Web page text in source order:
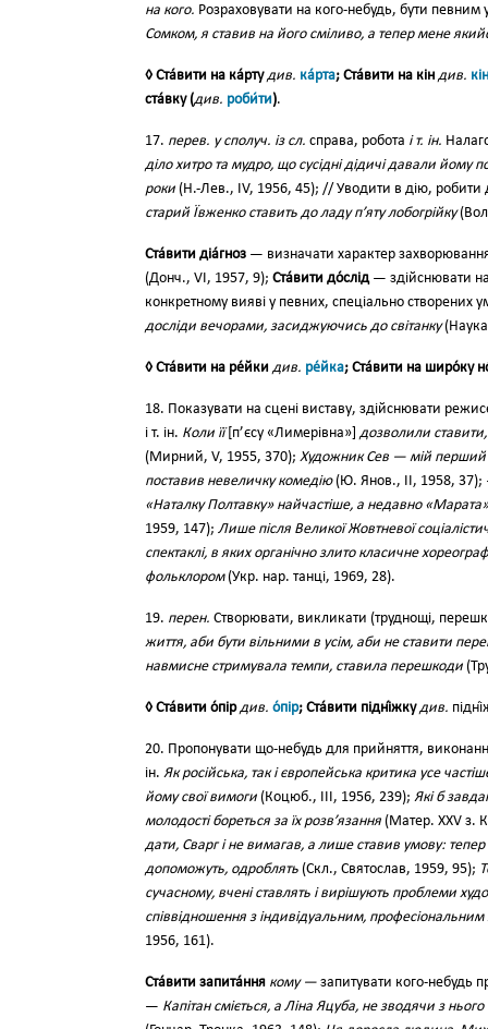
на кого. Розраховувати на кого-небудь, бути певним
Сомком, я ставив на його сміливо, а тепер мене
◊ Ста́вити на ка́рту див. ка́рта; Ста́вити на кін див. кін
ста́вку (див. роби́ти).
17. перев. у сполуч. із сл. справа, робота і т. ін.
діло хитро та мудро, що сусідні дідичі давали йому
роки (Н.-Лев., IV, 1956, 45); // Уводити в дію,
старий Ївженко ставить до ладу п’яту лобогрійку
Ста́вити діа́гноз — визначати характер
(Донч., VI, 1957, 9); Ста́вити до́слід— здійснювати
конкретному вияві у певних, спеціально створених
досліди вечорами, засиджуючись до світанку
◊ Ста́вити на ре́йки див. ре́йка; Ста́вити на широ́ку
18. Показувати на сцені виставу, здійснювати
і т. ін. Коли її[п’єсу «Лимерівна»] дозволили
(Мирний, V, 1955, 370); Художник Сев — мій перший
поставив невеличку комедію(Ю. Янов., II, 1958,
«Наталку Полтавку» найчастіше, а недавно
1959, 147); Лише після Великої Жовтневої
спектаклі, в яких органічно злито класичне
фольклором(Укр. нар. танці, 1969, 28).
19. перен. Створювати, викликати (труднощі,
життя, аби бути вільними в усім, аби не ставити
навмисне стримувала темпи, ставила перешкоди
◊ Ста́вити о́пір див. о́пір; Ста́вити підні́жку див.
20. Пропонувати що-небудь для прийняття,
ін. Як російська, так і європейська критика усе
йому свої вимоги (Коцюб., III, 1956, 239); Які б
молодості бореться за їх розв’язання (Матер. ХХV з.
дати, Сварг і не вимагав, а лише ставив умову:
допоможуть, одроблять (Скл., Святослав, 1959, 95);
сучасному, вчені ставлять і вирішують проблеми
співвідношення з індивідуальним,
1956, 161).
Ста́вити запита́ння кому — запитувати кого-небудь
— Капітан сміється, а Ліна Яцуба, не зводячи з